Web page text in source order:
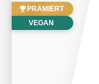
PRÄMIERT
VEGAN